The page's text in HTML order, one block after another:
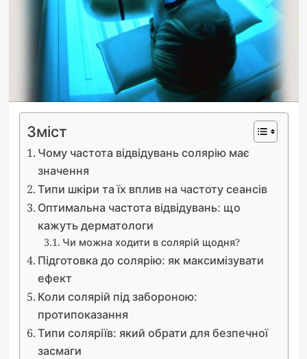
Зміст
Чому частота відвідувань солярію має
значення
Типи шкіри та їх вплив на частоту сеансів
Оптимальна частота відвідувань: що
кажуть дерматологи
Чи можна ходити в солярій щодня?
Підготовка до солярію: як максимізувати
ефект
Коли солярій під забороною:
протипоказання
Типи соляріїв: який обрати для безпечної
засмаги